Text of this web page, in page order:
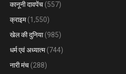
कानूनी दावपेंच (557)
क्राइम(1,550)
खेल की दुनिया(985)
धर्म एवं अध्यात्म(744)
नारी मंच (288)